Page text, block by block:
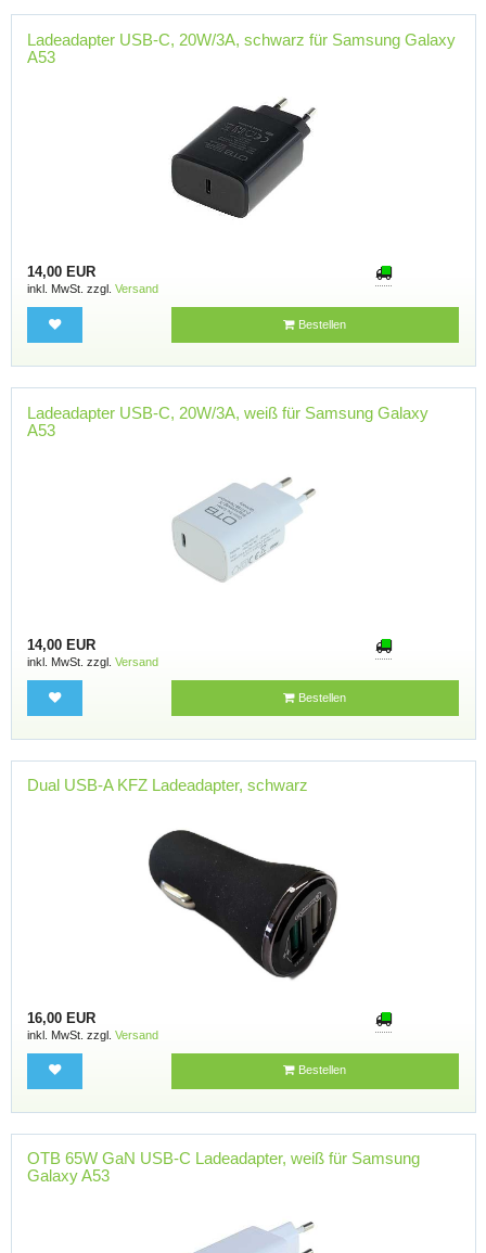
Ladeadapter USB-C, 20W/3A, schwarz für Samsung Galaxy
A53
14,00 EUR
inkl. MwSt. zzgl. Versand
Bestellen
Ladeadapter USB-C, 20W/3A, weiß für Samsung Galaxy
A53
14,00 EUR
inkl. MwSt. zzgl. Versand
Bestellen
Dual USB-A KFZ Ladeadapter, schwarz
16,00 EUR
inkl. MwSt. zzgl. Versand
Bestellen
OTB 65W GaN USB-C Ladeadapter, weiß für Samsung
Galaxy A53